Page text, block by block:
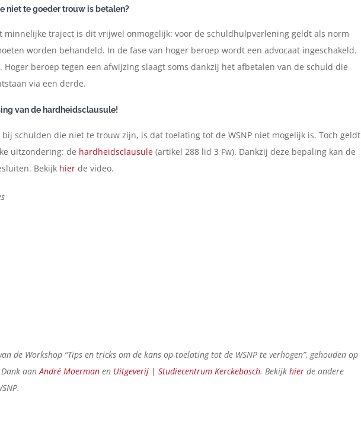
niet te goeder trouw is betalen?
minnelijke traject is dit vrijwel onmogelijk: voor de schuldhulpverlening geldt als norm
worden behandeld. In de fase van hoger beroep wordt een advocaat ingeschakeld.
Hoger beroep tegen een afwijzing slaagt soms dankzij het afbetalen van de schuld die
via een derde.
van de hardheidsclausule!
schulden die niet te trouw zijn, is dat toelating tot de WSNP niet mogelijk is. Toch geldt
uitzondering: de hardheidsclausule (artikel 288 lid 3 Fw). Dankzij deze bepaling kan de
Bekijk hier de video.
de Workshop “Tips en tricks om de kans op toelating tot de WSNP te verhogen”, gehouden op
Dank aanAndré Moerman en Uitgeverij | Studiecentrum Kerckebosch. Bekijk hier de andere